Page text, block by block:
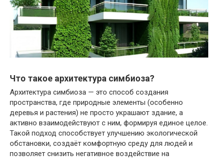
Что такое архитектура симбиоза?
Архитектура симбиоза — это способ создания
пространства, где природные элементы (особенно
деревья и растения) не просто украшают здание, а
активно взаимодействуют с ним, формируя единое целое.
Такой подход способствует улучшению экологической
обстановки, создаёт комфортную среду для людей и
позволяет снизить негативное воздействие на